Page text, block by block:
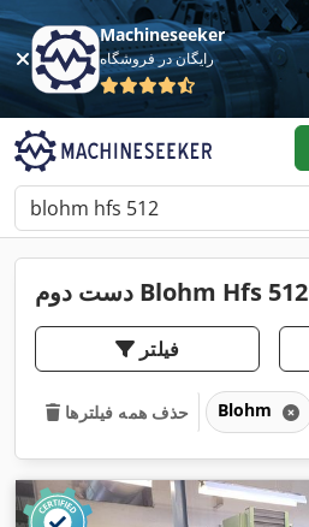
Machineseeker
رایگان در فروشگاه
دست دوم Blohm Hfs 512
فیلتر
حذف همه فیلترها Blohm